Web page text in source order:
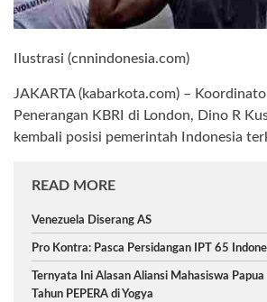
Ilustrasi (cnnindonesia.com)
JAKARTA (kabarkota.com) –
Penerangan KBRI di London, Dino R
kembali posisi pemerintah Indonesia
READ MORE
Venezuela Diserang AS
Pro Kontra: Pasca Persidangan IPT 65
Ternyata Ini Alasan Aliansi Mahasiswa
Tahun PEPERA di Yogya